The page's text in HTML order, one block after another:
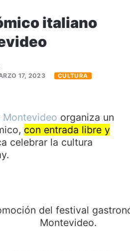
italiano
17, 2023
CULTURA
Montevideo organiza un
con entrada libre y
celebrar la cultura